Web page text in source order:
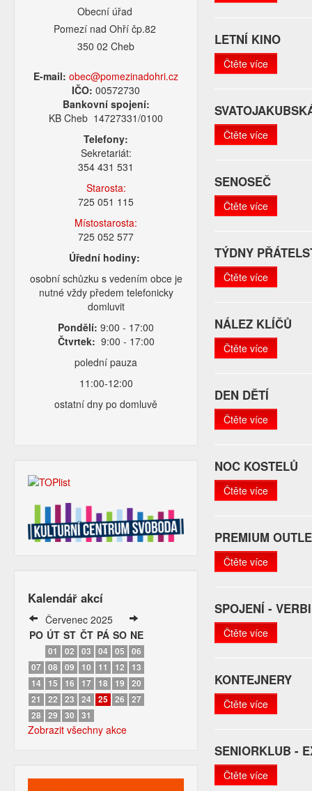
Obecní úřad
Pomezí nad Ohří čp.82
350 02 Cheb
E-mail: obec@pomezinadohri.cz
IČO:00572730
Bankovní spojení:
KB Cheb 14727331/0100
Telefony:
Sekretariát:
354 431 531
Starosta:
725 051 115
Místostarosta:
725 052 577
Úřední hodiny:
osobní schůzku s vedením obce je
nutné vždy předem telefonicky
domluvit
Pondělí: 9:00 - 17:00
Čtvrtek: 9:00 - 17:00
polední pauza
11:00-12:00
ostatní dny po domluvě
Kalendář akcí
Červenec 2025
PO ÚT ST ČT PÁ SO NE
01 02 03 04 05
06
07 08 09 10 11 12
13
14
15 16 17 18 19
20
21
22 23 24 25 26
27
28
29 30 31
Zobrazit všechny akce
LETNÍ KINO
Čtěte více
Čtěte více
SENOSEČ
Čtěte více
TÝDNY
Čtěte více
NÁLEZ KLÍČŮ
Čtěte více
DEN DĚTÍ
Čtěte více
NOC KOSTELŮ
Čtěte více
PREMIUM
Čtěte více
SPOJENÍ -
Čtěte více
KONTEJNERY
Čtěte více
SENIORKLUB -
Čtěte více